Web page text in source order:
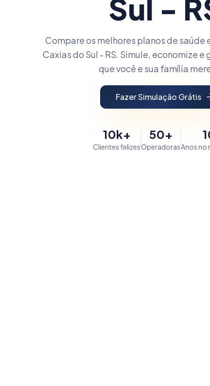
Sul -
Compare os melhores planos de saúde
Caxias do Sul - RS. Simule, economize
que você e sua família
Fazer Simulação Grátis
10k+
Clientes felizes
50+
OperadorasAnos no